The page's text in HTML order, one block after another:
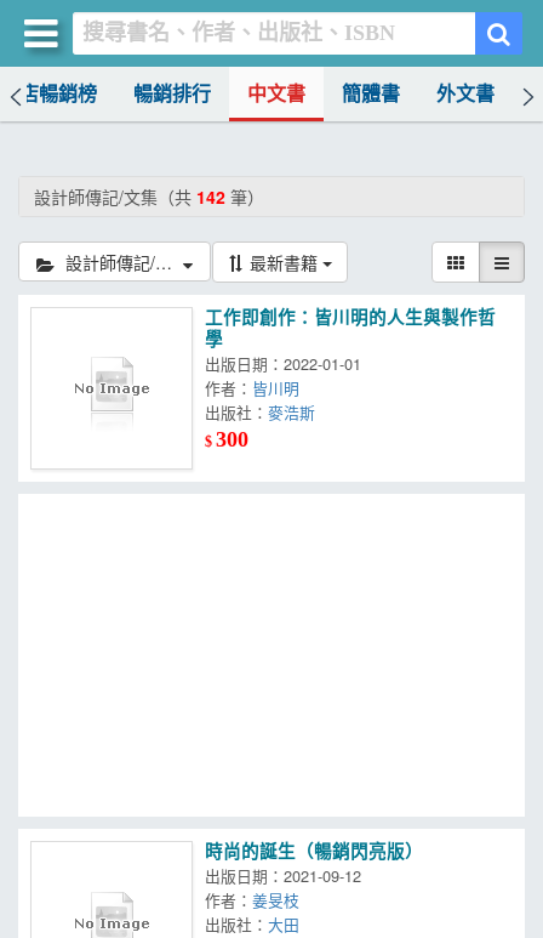
書店暢銷榜 暢銷排行 中文書 簡體書 外文書
設計師傳記/文集（共 142 筆）
設計師傳記/文集 最新書籍
工作即創作：皆川明的人生與製作哲
學
出版日期：2022-01-01
作者： 皆川明
出版社：
$300
時尚的誕生（暢銷閃亮版）
出版日期：2021-09-12
作者：姜旻枝
出版社：
買書網
書店暢銷榜
簡體書
外文書